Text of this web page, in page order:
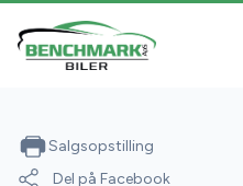
Salgsopstilling
Del på Facebook